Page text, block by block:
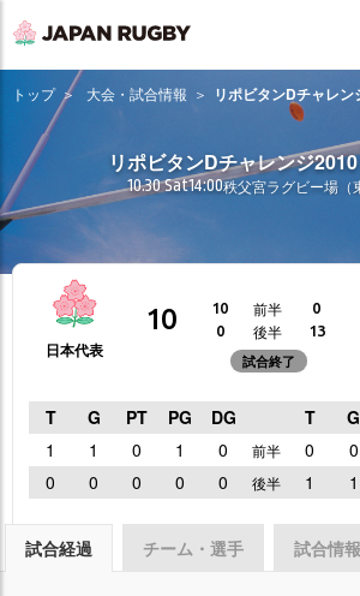
トップ 大会・試合情報 リポビタンDチャレン
リポビタンDチャレンジ
10.30 Sat14:00秩父宮ラグビー場（
日本代表
10 10 前半
0
0
後半 13
試合終了
T G PT PG DG T G
1
1 0 1 0 前半 0 0
0
0 0 0 0 後半 1 1
試合経過 チーム・選手 試合情